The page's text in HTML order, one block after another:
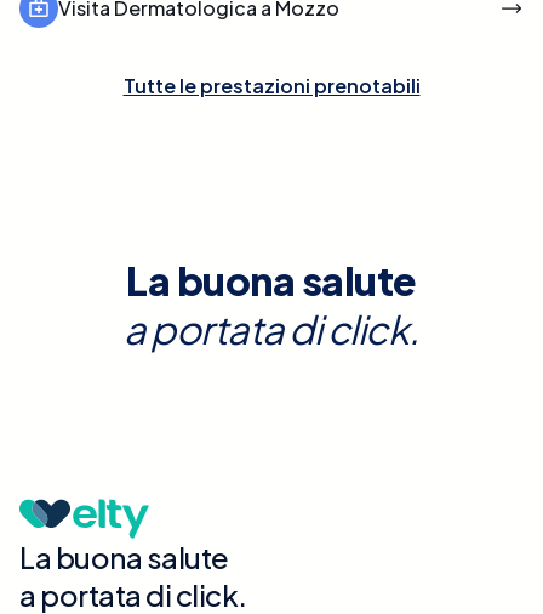
Visita Dermatologica a Mozzo
Tutte le prestazioni prenotabili
La buona salute
a portata di click.
La buona salute
a portata di click.